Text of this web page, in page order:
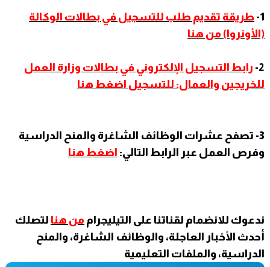
1- طريقة تقديم طلب للتسجيل في بطالات الوكالة
(الأونروا) من هنا
2- رابط التسجيل الإلكتروني في بطالات وزارة العمل
للخريجين والعمال: للتسجيل اضغط هنا
3- تصفح عشرات الوظائف الشاغرة والمنح الدراسية
وفرص العمل عبر الرابط التالي: اضغط هنا
ندعوك للانضمام لقناتنا على التيليجرام من هنا لتصلك
أحدث الأخبار العاجلة، والوظائف الشاغرة، والمنح
الدراسية، والملفات التعليمية